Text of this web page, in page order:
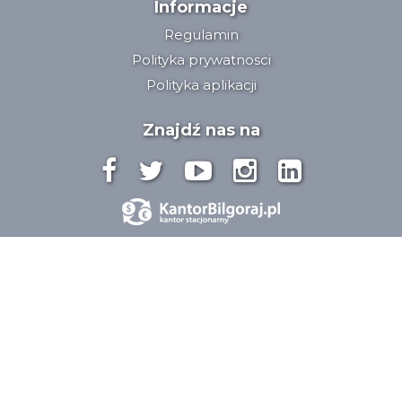
Informacje
Regulamin
Polityka prywatnosci
Polityka aplikacji
Znajdź nas na